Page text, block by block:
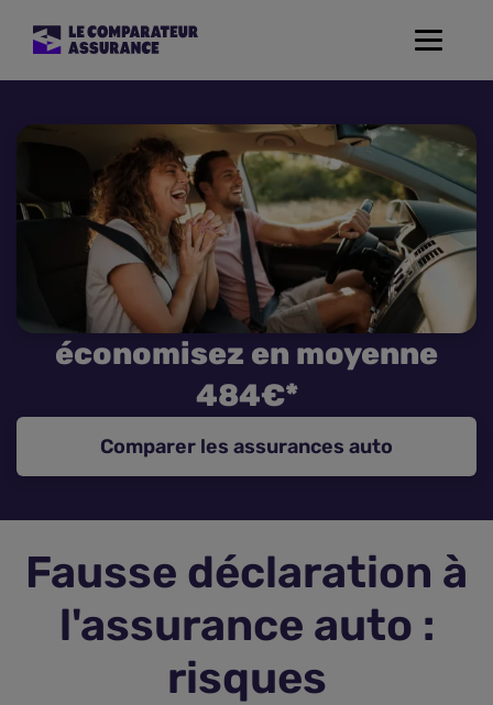
Toggle
Mutuelle Santé
Assurance Moto
Assurance Habitation
Assurance de prêt
Prévoyance
Assurance Animaux
économisez en moyenne
484€*
Comparer les assurances auto
Fausse déclaration à
l'assurance auto :
risques